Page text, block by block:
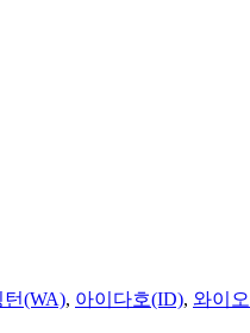
턴(WA), 아이다호(ID), 와이